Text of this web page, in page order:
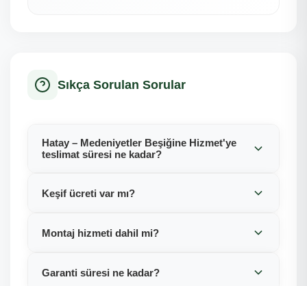
Sıkça Sorulan Sorular
Hatay – Medeniyetler Beşiğine Hizmet'ye
teslimat süresi ne kadar?
Keşif ücreti var mı?
Montaj hizmeti dahil mi?
Garanti süresi ne kadar?